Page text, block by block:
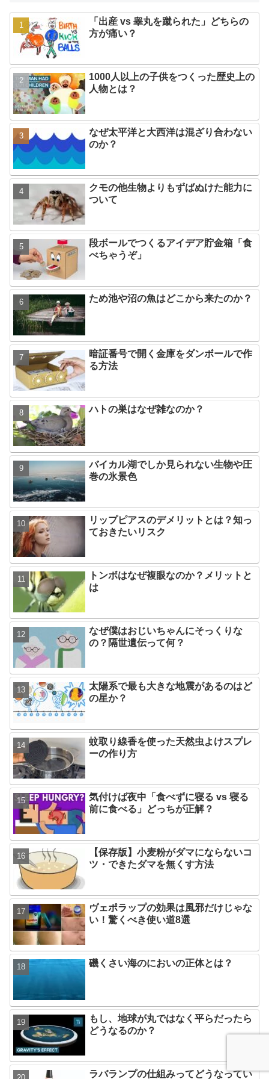
「出産 vs 睾丸を蹴られた」どちらの
方が痛い？
1000人以上の子供をつくった歴史上の
人物とは？
なぜ太平洋と大西洋は混ざり合わない
のか？
クモの他生物よりもずばぬけた能力に
ついて
段ボールでつくるアイデア貯金箱「食
べちゃうぞ」
ため池や沼の魚はどこから来たのか？
暗証番号で開く金庫をダンボールで作
る方法
ハトの巣はなぜ雑なのか？
バイカル湖でしか見られない生物や圧
巻の氷景色
リップピアスのデメリットとは？知っ
ておきたいリスク
トンボはなぜ複眼なのか？メリットと
は
なぜ僕はおじいちゃんにそっくりな
の？隔世遺伝って何？
太陽系で最も大きな地震があるのはど
の星か？
蚊取り線香を使った天然虫よけスプレ
ーの作り方
気付けば夜中「食べずに寝る vs 寝る
前に食べる」どっちが正解？
【保存版】小麦粉がダマにならないコ
ツ・できたダマを無くす方法
ヴェポラップの効果は風邪だけじゃな
い！驚くべき使い道8選
磯くさい海のにおいの正体とは？
もし、地球が丸ではなく平らだったら
どうなるのか？
ラバランプの仕組みってどうなってい